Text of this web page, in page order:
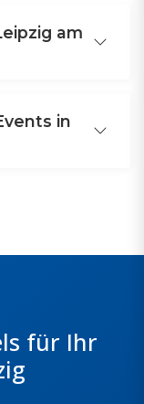
am
in
für Ihr